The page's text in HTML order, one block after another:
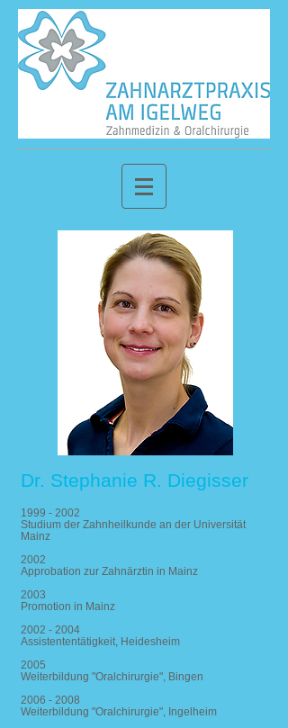
Dr. Stephanie R. Diegisser
1999 - 2002
Studium der Zahnheilkunde an der Universität
Mainz
2002
Approbation zur Zahnärztin in Mainz
2003
Promotion in Mainz
2002 - 2004
Assistententätigkeit, Heidesheim
2005
Weiterbildung "Oralchirurgie", Bingen
2006 - 2008
Weiterbildung "Oralchirurgie", Ingelheim